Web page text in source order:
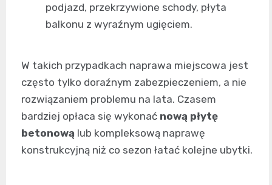
podjazd, przekrzywione schody, płyta
balkonu z wyraźnym ugięciem.
W takich przypadkach naprawa miejscowa jest
często tylko doraźnym zabezpieczeniem, a nie
rozwiązaniem problemu na lata. Czasem
bardziej opłaca się wykonać nową płytę
betonową lub kompleksową naprawę
konstrukcyjną niż co sezon łatać kolejne ubytki.